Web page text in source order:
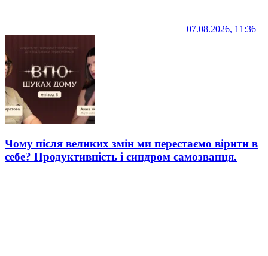
07.08.2026, 11:36
Чому після великих змін ми перестаємо вірити в
себе? Продуктивність і синдром самозванця.